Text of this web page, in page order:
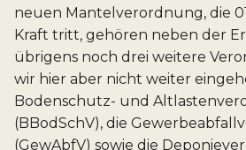
neuen Mantelverordnung, die
Kraft tritt, gehören neben der
übrigens noch drei weitere
wir hier aber nicht weiter
Bodenschutz- und
(BBodSchV), die
(GewAbfV) sowie die